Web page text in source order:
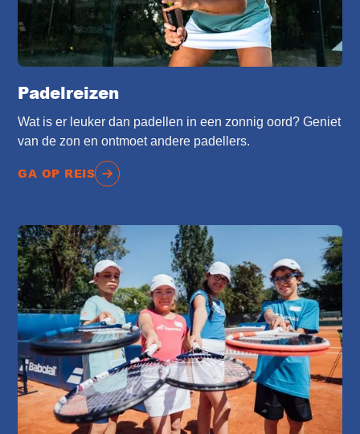
Padelreizen
Wat is er leuker dan padellen in een zonnig oord? Geniet
van de zon en ontmoet andere padellers.
GA OP REIS